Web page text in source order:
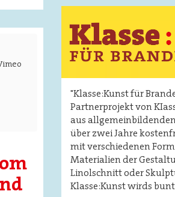
"Klasse:Kunst für
Partnerprojekt von
aus
über zwei Jahre
mit verschiedenen
Materialien der
Linolschnitt oder
Klasse:Kunst wirds